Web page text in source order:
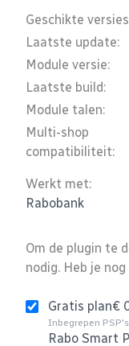
Geschikte
Laatste update:
Module versie:
Laatste build:
Module talen:
Multi-shop
compatibiliteit:
Werkt met:
Rabobank
Om de plugin te
nodig. Heb je
Gratis plan€
Inbegrepen
Rabo Smart